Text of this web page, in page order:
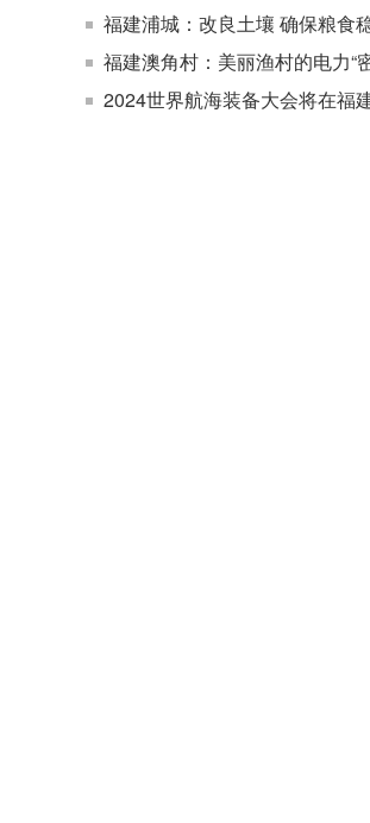
福建浦城：改良土壤 确保粮食
福建澳角村：美丽渔村的电力“
2024世界航海装备大会将在福